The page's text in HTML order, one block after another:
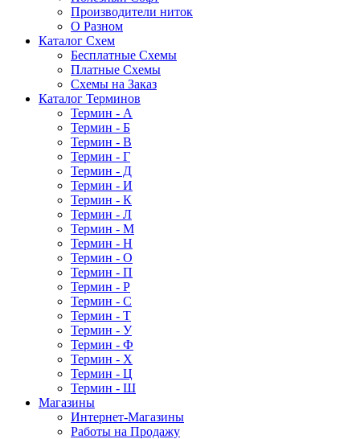
Производители ниток
О Разном
Каталог Схем
Бесплатные Схемы
Платные Схемы
Схемы на Заказ
Каталог Терминов
Термин - А
Термин - Б
Термин - В
Термин - Г
Термин - Д
Термин - И
Термин - К
Термин - Л
Термин - М
Термин - Н
Термин - О
Термин - П
Термин - Р
Термин - С
Термин - Т
Термин - У
Термин - Ф
Термин - Х
Термин - Ц
Термин - Ш
Магазины
Интернет-Магазины
Работы на Продажу